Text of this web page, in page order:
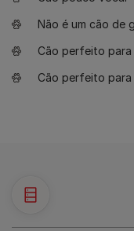
Não é um cão de
Cão perfeito para
Cão perfeito para